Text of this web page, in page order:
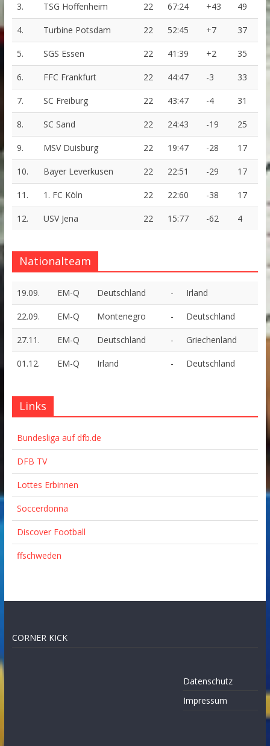
3. TSG Hoffenheim 22 67:24 +43 49
4. Turbine Potsdam 22 52:45 +7 37
5. SGS Essen 22 41:39 +2 35
6. FFC Frankfurt 22 44:47 -3 33
7. SC Freiburg 22 43:47 -4 31
8. SC Sand 22 24:43 -19 25
9. MSV Duisburg 22 19:47 -28 17
10. Bayer Leverkusen 22 22:51 -29 17
11. 1. FC Köln 22 22:60 -38 17
12. USV Jena 22 15:77 -62 4
Nationalteam
19.09. EM-Q Deutschland - Irland
22.09. EM-Q Montenegro - Deutschland
27.11. EM-Q Deutschland - Griechenland
01.12. EM-Q Irland - Deutschland
Links
Bundesliga auf dfb.de
DFB TV
Lottes Erbinnen
Soccerdonna
Discover Football
ffschweden
CORNER KICK
Datenschutz
Impressum